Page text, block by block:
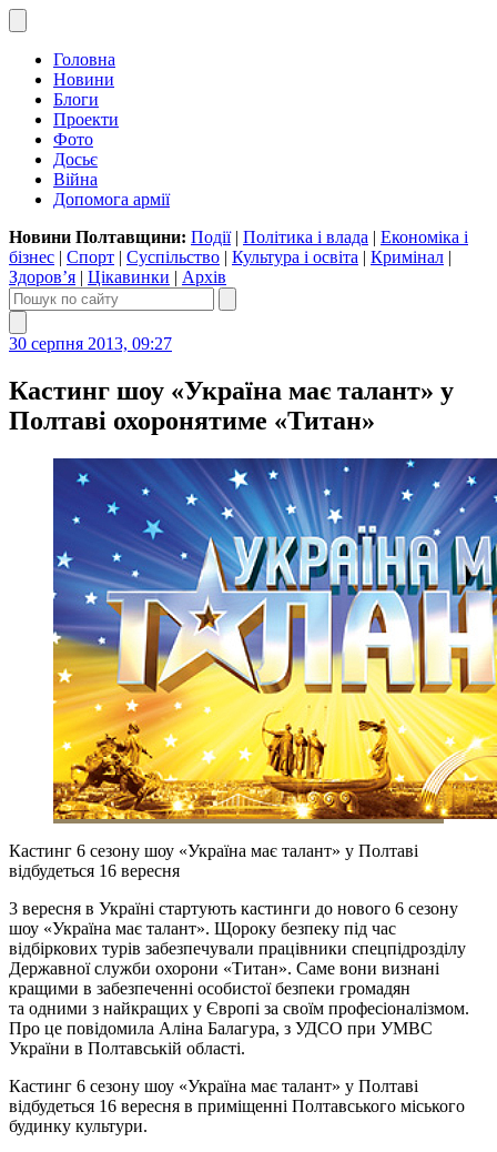
Головна
Новини
Блоги
Проекти
Фото
Досьє
Війна
Допомога армії
Новини Полтавщини: Події| Політика і влада | Економіка і
бізнес | Спорт | Суспільство | Культура і освіта | Кримінал |
Здоров’я | Цікавинки | Архів
30 серпня 2013, 09:27
Кастинг шоу «Україна має талант» у
Полтаві охоронятиме «Титан»
Кастинг 6 сезону шоу «Україна має талант» у Полтаві
відбудеться 16 вересня
3 вересня в Україні стартують кастинги до нового 6 сезону
шоу «Україна має талант». Щороку безпеку під час
відбіркових турів забезпечували працівники спецпідрозділу
Державної служби охорони «Титан». Саме вони визнані
кращими в забезпеченні особистої безпеки громадян
та одними з найкращих у Європі за своїм професіоналізмом.
Про це повідомила Аліна Балагура, з УДСО при УМВС
України в Полтавській області.
Кастинг 6 сезону шоу «Україна має талант» у Полтаві
відбудеться 16 вересня в приміщенні Полтавського міського
будинку культури.